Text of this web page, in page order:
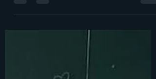
classe !